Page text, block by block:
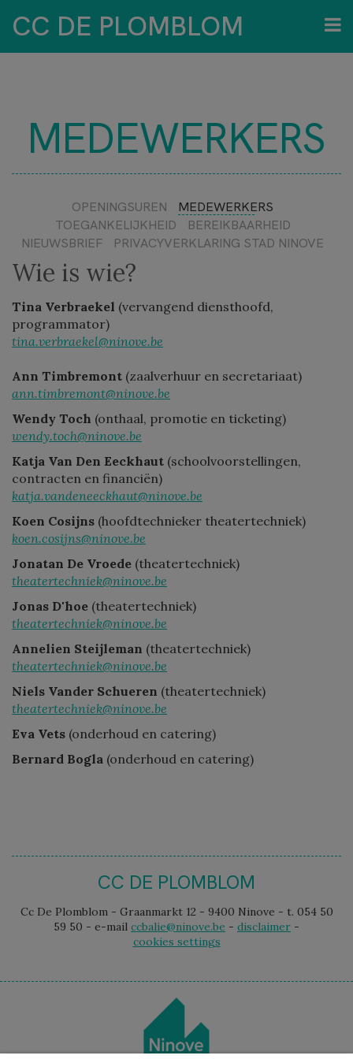
CC DE PLOMBLOM
MEDEWERKERS
OPENINGSUREN
MEDEWERKERS
TOEGANKELIJKHEID
BEREIKBAARHEID
NIEUWSBRIEF
PRIVACYVERKLARING STAD NINOVE
Wie is wie?
Tina Verbraekel (vervangend diensthoofd,
programmator)
tina.verbraekel@ninove.be
Ann Timbremont (zaalverhuur en secretariaat)
ann.timbremont@ninove.be
Wendy Toch (onthaal, promotie en ticketing)
wendy.toch@ninove.be
Katja Van Den Eeckhaut (schoolvoorstellingen,
contracten en financiën)
katja.vandeneeckhaut@ninove.be
Koen Cosijns (hoofdtechnieker theatertechniek)
koen.cosijns@ninove.be
Jonatan De Vroede (theatertechniek)
theatertechniek@ninove.be
Jonas D'hoe (theatertechniek)
theatertechniek@ninove.be
Annelien Steijleman (theatertechniek)
theatertechniek@ninove.be
Niels Vander Schueren (theatertechniek)
theatertechniek@ninove.be
Eva Vets (onderhoud en catering)
Bernard Bogla (onderhoud en catering)
CC DE PLOMBLOM
Cc De Plomblom - Graanmarkt 12 - 9400 Ninove - t. 054 50
59 50 - e-mail ccbalie@ninove.be - disclaimer -
cookies settings